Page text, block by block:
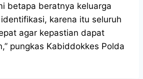
betapa beratnya keluarga
karena itu seluruh
agar kepastian dapat
pungkas Kabiddokkes Polda